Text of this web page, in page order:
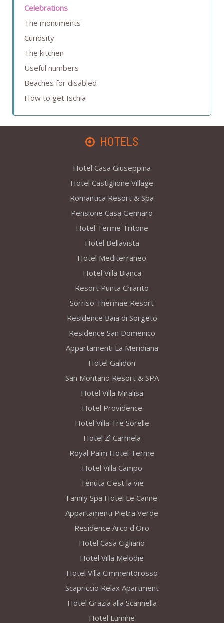
Celebrations
The monuments
Curiosity
The kitchen
Useful numbers
Beaches for disabled
How to get Ischia
HOTELS
Hotel Casa Giuseppina
Hotel Castiglione Village
Romantica Resort & Spa
Pensione Casa Gennaro
Hotel Terme Tritone
Hotel Bellavista
Hotel Mediterraneo
Hotel Villa Bianca
Resort Punta Chiarito
Sorriso Thermae Resort
Residence Baia di Sorgeto
Residence San Domenico
Appartamenti La Meridiana
Hotel Galidon
San Montano Resort & SPA
Hotel Villa Miralisa
Hotel Providence
Hotel Villa Tre Sorelle
Hotel Zì Carmela
Royal Palm Hotel Terme
Hotel Villa Campo
Tenuta C'est la vie
Family Spa Hotel Le Canne
Appartamenti Pietra Verde
Residence Arco d'Oro
Hotel Casa Cigliano
Hotel Villa Melodie
Hotel Villa Cimmentorosso
Scapriccio Relax Apartment
Hotel Grazia alla Scannella
Hotel Lumihe